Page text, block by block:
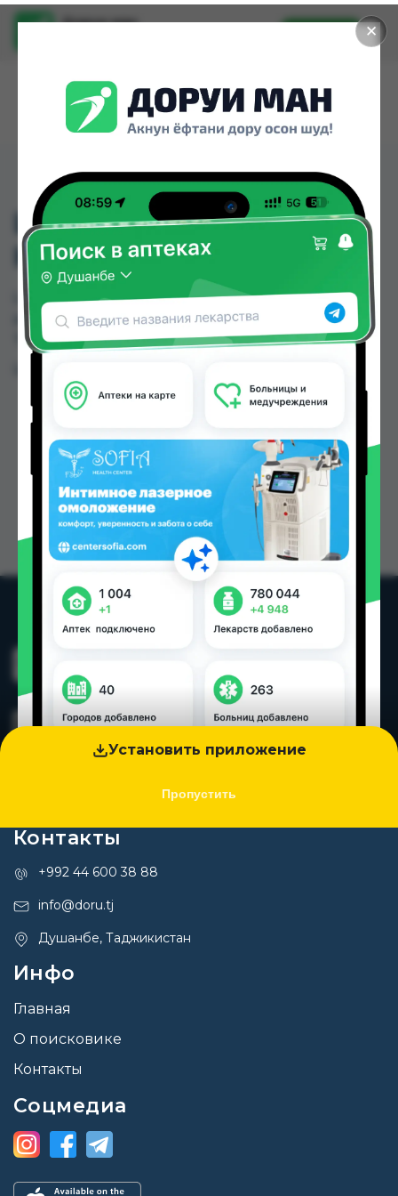
✕
Установить приложение
Пропустить
Доруи ман
Установить
L-OPTIZINC 30 МГ, 100
КАП.
L-OPTIZINC 30 МГ, 100 КАП. можно купить или
заказать в аптеках, Эколайф по цене от 230.00
TJS в Душанбе и других городах Таджикистана
Контакты
+992 44 600 38 88
info@doru.tj
Душанбе, Таджикистан
Инфо
Главная
О поисковике
Контакты
Соцмедиа